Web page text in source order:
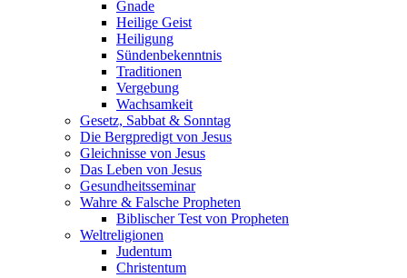
Gnade
Heilige Geist
Heiligung
Sündenbekenntnis
Traditionen
Vergebung
Wachsamkeit
Gesetz, Sabbat & Sonntag
Die Bergpredigt von Jesus
Gleichnisse von Jesus
Das Leben von Jesus
Gesundheitsseminar
Wahre & Falsche Propheten
Biblischer Test von Propheten
Weltreligionen
Judentum
Christentum